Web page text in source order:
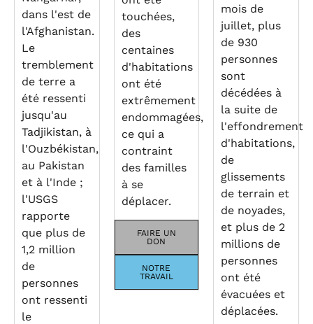
dans l'est de
l'Afghanistan.
Le
tremblement
de terre a
été ressenti
jusqu'au
Tadjikistan, à
l'Ouzbékistan,
au Pakistan
et à l'Inde ;
l'USGS
rapporte
que plus de
1,2 million
de
personnes
ont ressenti
le
touchées,
des
centaines
d'habitations
ont été
extrêmement
endommagées,
ce qui a
contraint
des familles
à se
déplacer.
FAIRE UN
DON
NOTRE
TRAVAIL
mois de
juillet, plus
de 930
personnes
sont
décédées à
la suite de
l'effondrement
d'habitations,
de
glissements
de terrain et
de noyades,
et plus de 2
millions de
personnes
ont été
évacuées et
déplacées.